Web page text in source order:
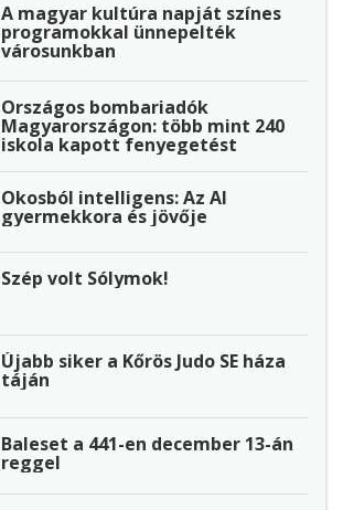
A magyar kultúra napját színes
programokkal ünnepelték
városunkban
Országos bombariadók
Magyarországon: több mint 240
iskola kapott fenyegetést
Okosból intelligens: Az AI
gyermekkora és jövője
Szép volt Sólymok!
Újabb siker a Kőrös Judo SE háza
táján
Baleset a 441-en december 13-án
reggel